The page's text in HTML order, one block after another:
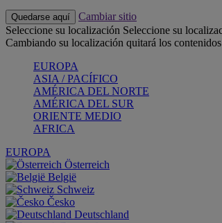
Quedarse aquí
Cambiar sitio
Seleccione su localización Seleccione su
Cambiando su localización quitará los
EUROPA
ASIA / PACÍFICO
AMÉRICA DEL NORTE
AMÉRICA DEL SUR
ORIENTE MEDIO
AFRICA
EUROPA
Österreich
België
Schweiz
Česko
Deutschland